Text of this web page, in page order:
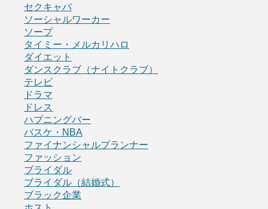
セクキャバ
ソーシャルワーカー
ソープ
タイミー・メルカリハロ
ダイエット
ダンスクラブ（ナイトクラブ）
テレビ
ドラマ
ドレス
ハプニングバー
バスケ・NBA
ファイナンシャルプランナー
ファッション
ブライダル
ブライダル（結婚式）
ブラック企業